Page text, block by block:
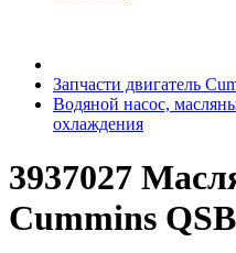
Запчасти двигатель
Водяной насос,
охлаждения
3937027
Cummins